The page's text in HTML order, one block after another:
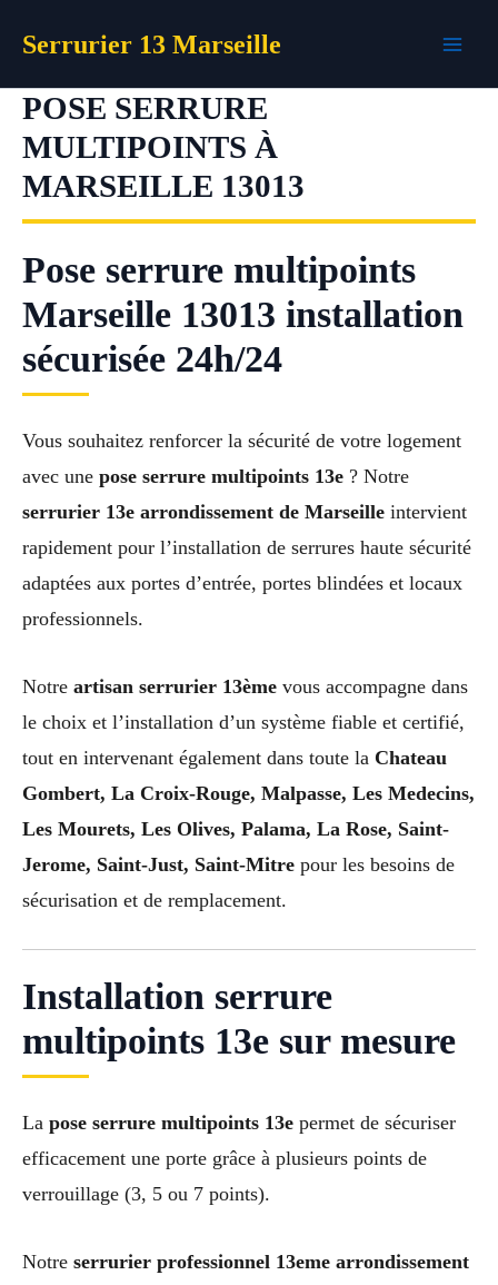
Serrurier 13 Marseille
POSE SERRURE
MULTIPOINTS À
MARSEILLE 13013
Pose serrure multipoints
Marseille 13013 installation
sécurisée 24h/24
Vous souhaitez renforcer la sécurité de votre logement
avec une pose serrure multipoints 13e ? Notre
serrurier 13e arrondissement de Marseille intervient
rapidement pour l’installation de serrures haute sécurité
adaptées aux portes d’entrée, portes blindées et locaux
professionnels.
Notre artisan serrurier 13ème vous accompagne dans
le choix et l’installation d’un système fiable et certifié,
tout en intervenant également dans toute la Chateau
Gombert, La Croix-Rouge, Malpasse, Les Medecins,
Les Mourets, Les Olives, Palama, La Rose, Saint-
Jerome, Saint-Just, Saint-Mitre pour les besoins de
sécurisation et de remplacement.
Installation serrure
multipoints 13e sur mesure
La pose serrure multipoints 13e permet de sécuriser
efficacement une porte grâce à plusieurs points de
verrouillage (3, 5 ou 7 points).
Notre serrurier professionnel 13eme arrondissement